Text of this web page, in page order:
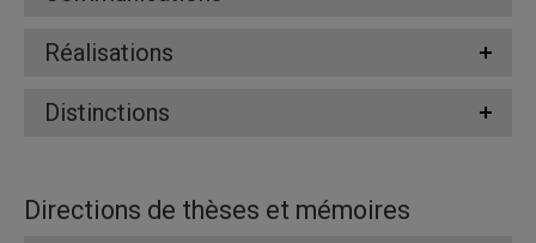
Réalisations
Distinctions
Directions de thèses et mémoires